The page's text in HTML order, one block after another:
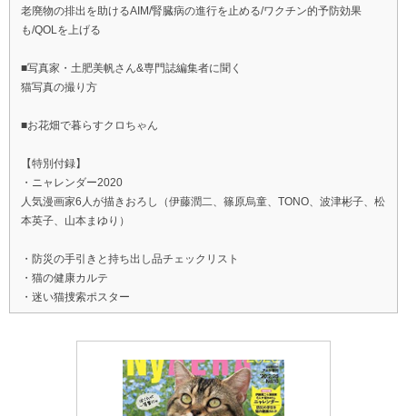
老廃物の排出を助けるAIM/腎臓病の進行を止める/ワクチン的予防効果
も/QOLを上げる
■写真家・土肥美帆さん&専門誌編集者に聞く
猫写真の撮り方
■お花畑で暮らすクロちゃん
【特別付録】
・ニャレンダー2020
人気漫画家6人が描きおろし（伊藤潤二、篠原烏童、TONO、波津彬子、松
本英子、山本まゆり）
・防災の手引きと持ち出し品チェックリスト
・猫の健康カルテ
・迷い猫捜索ポスター